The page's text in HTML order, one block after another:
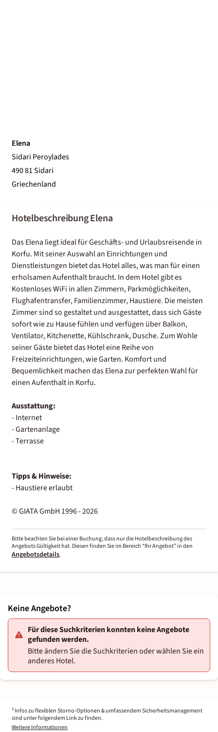
Elena
Sidari Peroylades
490 81 Sidari
Griechenland
Hotelbeschreibung Elena
Das Elena liegt ideal für Geschäfts- und Urlaubsreisende in
Korfu. Mit seiner Auswahl an Einrichtungen und
Dienstleistungen bietet das Hotel alles, was man für einen
erholsamen Aufenthalt braucht. In dem Hotel gibt es
Kostenloses WiFi in allen Zimmern, Parkmöglichkeiten,
Flughafentransfer, Familienzimmer, Haustiere. Die meisten
Zimmer sind so gestaltet und ausgestattet, dass sich Gäste
sofort wie zu Hause fühlen und verfügen über Balkon,
Ventilator, Kitchenette, Kühlschrank, Dusche. Zum Wohle
seiner Gäste bietet das Hotel eine Reihe von
Freizeiteinrichtungen, wie Garten. Komfort und
Bequemlichkeit machen das Elena zur perfekten Wahl für
einen Aufenthalt in Korfu.
Ausstattung:
- Internet
- Gartenanlage
- Terrasse
Tipps & Hinweise:
- Haustiere erlaubt
© GIATA GmbH 1996 - 2026
Bitte beachten Sie bei einer Buchung, dass nur die Hotelbeschreibung des
Angebots Gültigkeit hat. Diesen finden Sie im Bereich “Ihr Angebot” in den
Angebotsdetails.
Keine Angebote?
Für diese Suchkriterien konnten keine Angebote
gefunden werden.
Bitte ändern Sie die Suchkriterien oder wählen Sie ein
anderes Hotel.
1 Infos zu flexiblen Storno-Optionen & umfassendem Sicherheitsmanagement
sind unter folgendem Link zu finden.
Weitere Informationen